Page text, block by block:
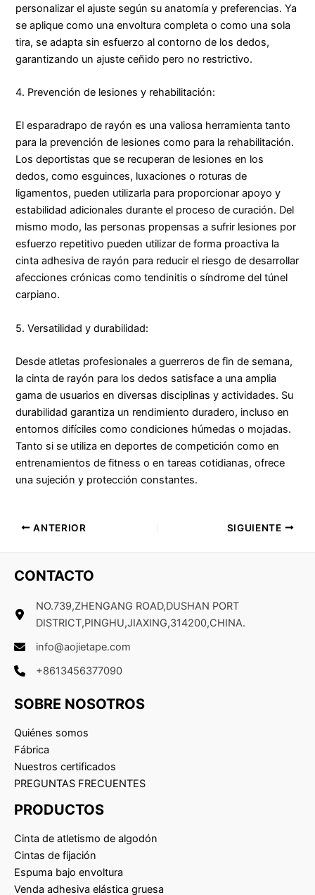
personalizar el ajuste según su anatomía y preferencias. Ya
se aplique como una envoltura completa o como una sola
tira, se adapta sin esfuerzo al contorno de los dedos,
garantizando un ajuste ceñido pero no restrictivo.
4. Prevención de lesiones y rehabilitación:
El esparadrapo de rayón es una valiosa herramienta tanto
para la prevención de lesiones como para la rehabilitación.
Los deportistas que se recuperan de lesiones en los
dedos, como esguinces, luxaciones o roturas de
ligamentos, pueden utilizarla para proporcionar apoyo y
estabilidad adicionales durante el proceso de curación. Del
mismo modo, las personas propensas a sufrir lesiones por
esfuerzo repetitivo pueden utilizar de forma proactiva la
cinta adhesiva de rayón para reducir el riesgo de desarrollar
afecciones crónicas como tendinitis o síndrome del túnel
carpiano.
5. Versatilidad y durabilidad:
Desde atletas profesionales a guerreros de fin de semana,
la cinta de rayón para los dedos satisface a una amplia
gama de usuarios en diversas disciplinas y actividades. Su
durabilidad garantiza un rendimiento duradero, incluso en
entornos difíciles como condiciones húmedas o mojadas.
Tanto si se utiliza en deportes de competición como en
entrenamientos de fitness o en tareas cotidianas, ofrece
una sujeción y protección constantes.
ANTERIOR SIGUIENTE
CONTACTO
NO.739,ZHENGANG ROAD,DUSHAN PORT
DISTRICT,PINGHU,JIAXING,314200,CHINA.
info@aojietape.com
+8613456377090
SOBRE NOSOTROS
Quiénes somos
Fábrica
Nuestros certificados
PREGUNTAS FRECUENTES
PRODUCTOS
Cinta de atletismo de algodón
Cintas de fijación
Espuma bajo envoltura
Venda adhesiva elástica gruesa